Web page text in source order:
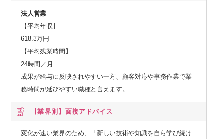
法人営業
【平均年収】
618.3万円
【平均残業時間】
24時間／月
成果が給与に反映されやすい一方、顧客対応や事務作業で業
務時間が延びやすい職種と言えます。
【業界別】 面接アドバイス
変化が速い業界のため、「新しい技術や知識を自ら学び続け